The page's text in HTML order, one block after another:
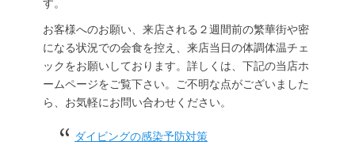
す。
お客様へのお願い、来店される２週間前の繁華街や密
になる状況での会食を控え、来店当日の体調体温チェ
ックをお願いしております。詳しくは、下記の当店ホ
ームページをご覧下さい。ご不明な点がございました
ら、お気軽にお問い合わせください。
ダイビングの感染予防対策